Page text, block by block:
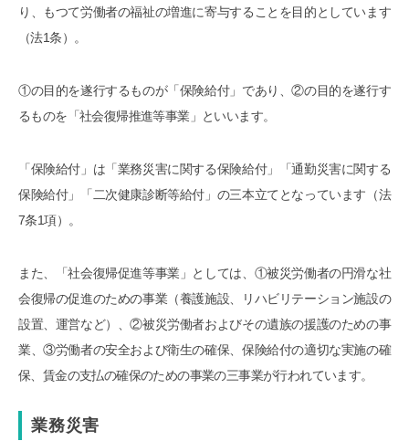
り、もつて労働者の福祉の増進に寄与することを目的としています
（法1条）。
①の目的を遂行するものが「保険給付」であり、②の目的を遂行す
るものを「社会復帰推進等事業」といいます。
「保険給付」は「業務災害に関する保険給付」「通勤災害に関する
保険給付」「二次健康診断等給付」の三本立てとなっています（法
7条1項）。
また、「社会復帰促進等事業」としては、①被災労働者の円滑な社
会復帰の促進のための事業（養護施設、リハビリテーション施設の
設置、運営など）、②被災労働者およびその遺族の援護のための事
業、③労働者の安全および衛生の確保、保険給付の適切な実施の確
保、賃金の支払の確保のための事業の三事業が行われています。
業務災害